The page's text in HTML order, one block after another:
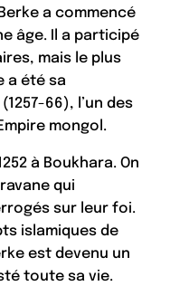
a commencé
âge. Il a participé
mais le plus
a été sa
66), l’un des
mongol.
à Boukhara. On
qui
sur leur foi.
islamiques de
est devenu un
toute sa vie.